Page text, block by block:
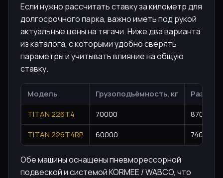
Если нужно рассчитать ставку за километр для
долгосрочного парка, важно иметь под рукой
актуальные цены на тягачи. Ниже два варианта
из каталога, с которыми удобно сверять
параметры и учитывать влияние на общую
ставку.
Модель Грузоподъёмность, кг
TITAN 226T4
70000
87000
TITAN 226T4RP
60000 74000
Обе машины оснащены пневморессорной
подвеской и системой KORMEE / WABCO, что